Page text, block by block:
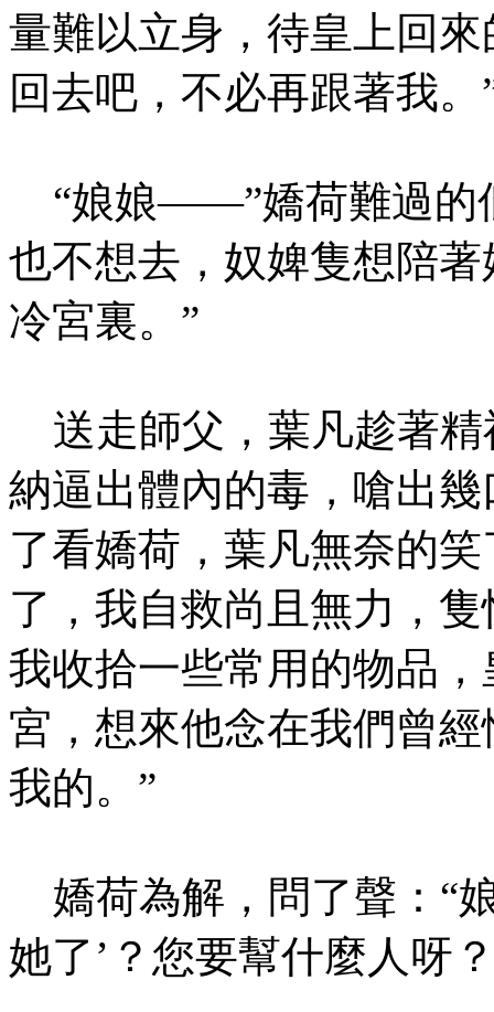
量難以立身，待皇上回
回去吧，不必再跟著我。
“娘娘——”嬌荷難過的
也不想去，奴婢隻想陪
冷宮裏。”
送走師父，葉凡趁著精
納逼出體內的毒，嗆出
了看嬌荷，葉凡無奈的
了，我自救尚且無力，
我收拾一些常用的物品
宮，想來他念在我們曾
我的。”
嬌荷為解，問了聲：“
她了’？您要幫什麼人呀